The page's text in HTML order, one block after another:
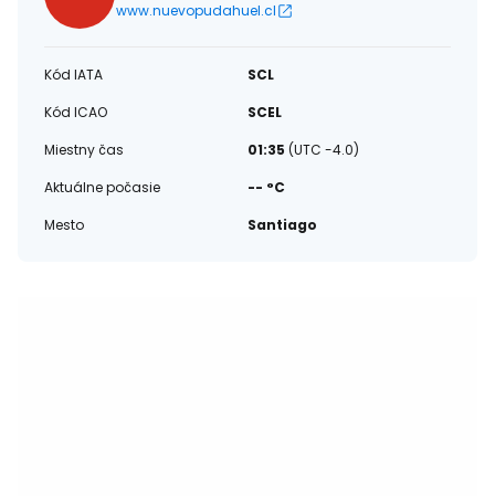
www.nuevopudahuel.cl
Kód IATA
SCL
Kód ICAO
SCEL
Miestny čas
01:35 (UTC -4.0)
Aktuálne počasie
-- °C
Mesto
Santiago